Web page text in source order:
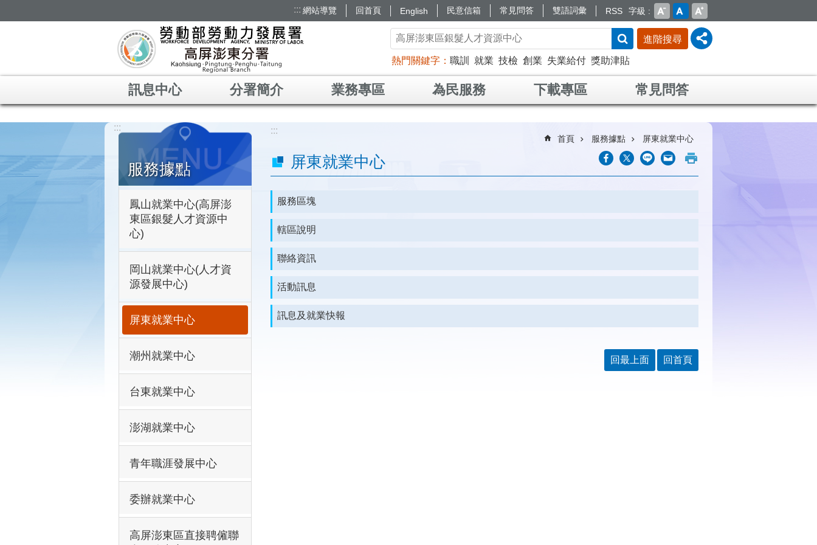
::: 網站導覽 回首頁 English 民意信箱 常見問答 雙語詞彙 RSS 字級
進階搜尋
熱門關鍵字 職訓 就業 技檢 創業 失業給付 獎助津貼
訊息中心 分署簡介 業務專區 為民服務 下載專區 常見問答
:::
服務據點
鳳山就業中心(高屏澎
東區銀髮人才資源中
心)
岡山就業中心(人才資
源發展中心)
屏東就業中心
潮州就業中心
台東就業中心
澎湖就業中心
青年職涯發展中心
委辦就業中心
高屏澎東區直接聘僱聯
:::
首頁 服務據點 屏東就業中心
屏東就業中心
服務區塊
轄區說明
聯絡資訊
活動訊息
訊息及就業快報
回最上面 回首頁